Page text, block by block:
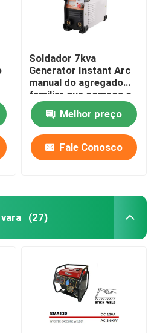
Soldador 7kva
Generator Instant Arc
manual do agregado
familiar que começa o
Muttahida Majlis-E-
Amal de ZX7 250B
IGBT
Melhor preço
Fale Conosco
(27)